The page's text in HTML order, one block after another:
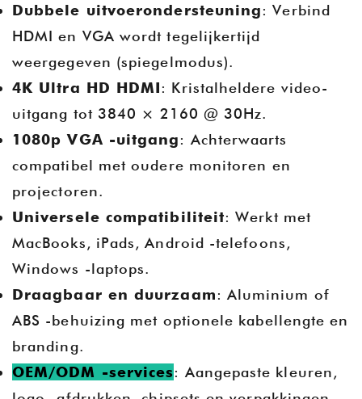
Dubbele uitvoerondersteuning: Verbind
HDMI en VGA wordt tegelijkertijd
weergegeven (spiegelmodus).
4K Ultra HD HDMI: Kristalheldere video-
uitgang tot 3840 × 2160 @ 30Hz.
1080p VGA -uitgang: Achterwaarts
compatibel met oudere monitoren en
projectoren.
Universele compatibiliteit: Werkt met
MacBooks, iPads, Android -telefoons,
Windows -laptops.
Draagbaar en duurzaam: Aluminium of
ABS -behuizing met optionele kabellengte en
branding.
OEM/ODM -services: Aangepaste kleuren,